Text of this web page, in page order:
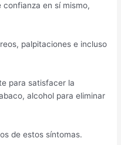
confianza en sí mismo,
palpitaciones e incluso
para satisfacer la
alcohol para eliminar
de estos síntomas.